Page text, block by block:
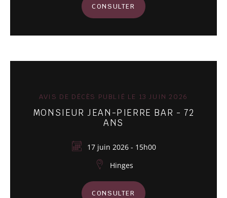
CONSULTER
AVIS DE DÉCÈS PUBLIÉ LE 13 JUIN 2026
MONSIEUR JEAN-PIERRE BAR - 72
ANS
17 juin 2026 - 15h00
Hinges
CONSULTER